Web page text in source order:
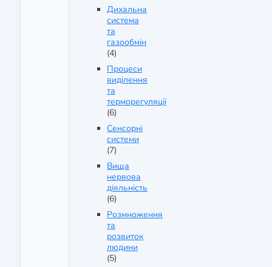
Дихальна
система
та
газообмін
(4)
Процеси
виділення
та
терморегуляції
(6)
Сенсорні
системи
(7)
Вища
нервова
діяльність
(6)
Розмноження
та
розвиток
людини
(5)